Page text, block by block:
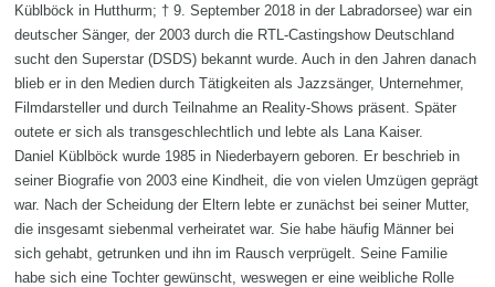
Küblböck in Hutthurm; † 9. September 2018 in der Labradorsee) war ein
deutscher Sänger, der 2003 durch die RTL-Castingshow Deutschland
sucht den Superstar (DSDS) bekannt wurde. Auch in den Jahren danach
blieb er in den Medien durch Tätigkeiten als Jazzsänger, Unternehmer,
Filmdarsteller und durch Teilnahme an Reality-Shows präsent. Später
outete er sich als transgeschlechtlich und lebte als Lana Kaiser.
Daniel Küblböck wurde 1985 in Niederbayern geboren. Er beschrieb in
seiner Biografie von 2003 eine Kindheit, die von vielen Umzügen geprägt
war. Nach der Scheidung der Eltern lebte er zunächst bei seiner Mutter,
die insgesamt siebenmal verheiratet war. Sie habe häufig Männer bei
sich gehabt, getrunken und ihn im Rausch verprügelt. Seine Familie
habe sich eine Tochter gewünscht, weswegen er eine weibliche Rolle